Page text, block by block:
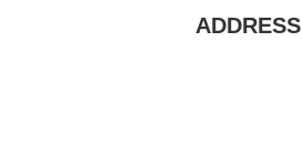
ADDRESS